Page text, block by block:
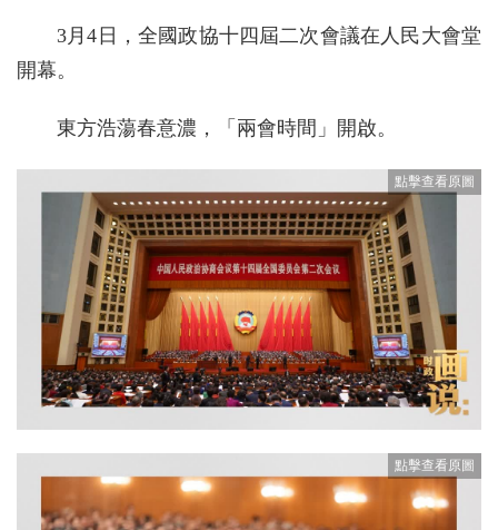
3月4日，全國政協十四屆二次會議在人民大會堂
開幕。
東方浩蕩春意濃，「兩會時間」開啟。